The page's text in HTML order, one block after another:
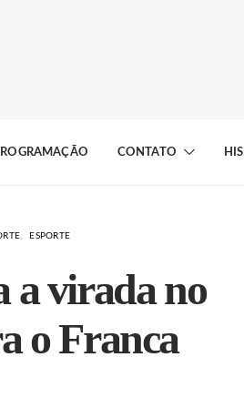
CONTATO
ESPORTE
a virada no
o Franca